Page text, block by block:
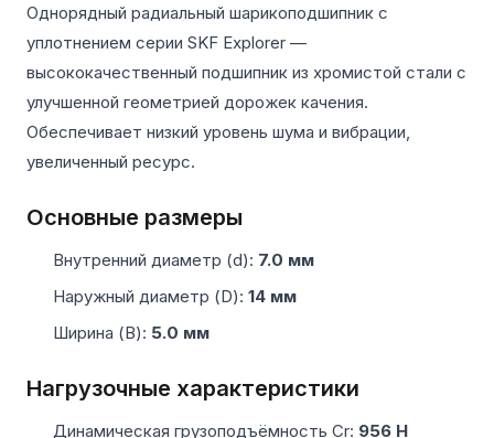
Однорядный радиальный шарикоподшипник с
уплотнением серии SKF Explorer —
высококачественный подшипник из хромистой стали с
улучшенной геометрией дорожек качения.
Обеспечивает низкий уровень шума и вибрации,
увеличенный ресурс.
Основные размеры
Внутренний диаметр (d): 7.0 мм
Наружный диаметр (D): 14 мм
Ширина (B): 5.0 мм
Нагрузочные характеристики
Динамическая грузоподъёмность Cr: 956 Н